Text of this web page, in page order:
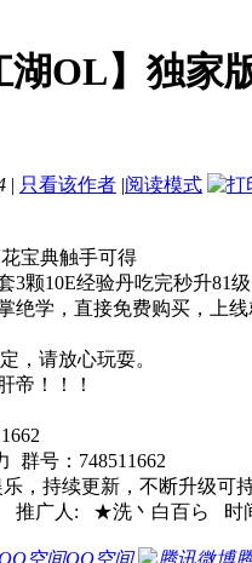
湖OL】独
| 只看该作者 |阅读模式
宝典触手可得
3颗10E经验丹吃完秒升81级
绝学，直接免费购买，上线
，请放心玩耍。
帝！！！
群号：748511662
，持续更新，不断升级可
时间：
QQ空间